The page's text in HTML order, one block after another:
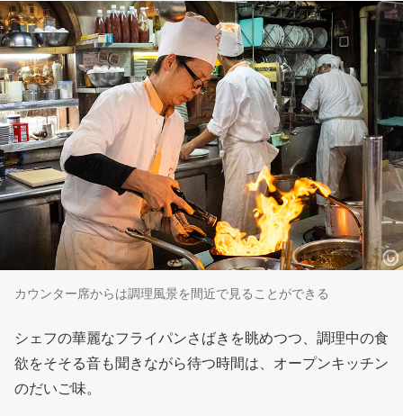
カウンター席からは調理風景を間近で見ることができる
シェフの華麗なフライパンさばきを眺めつつ、調理中の食
欲をそそる音も聞きながら待つ時間は、オープンキッチン
のだいご味。